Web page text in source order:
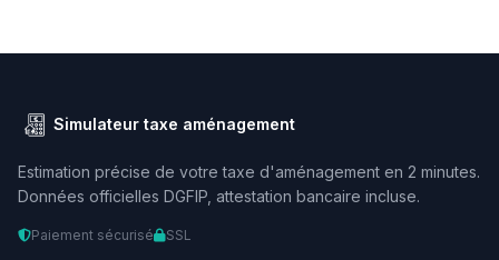
Simulateur taxe aménagement
Estimation précise de votre taxe d'aménagement en 2 minutes.
Données officielles DGFIP, attestation bancaire incluse.
Paiement sécurisé SSL